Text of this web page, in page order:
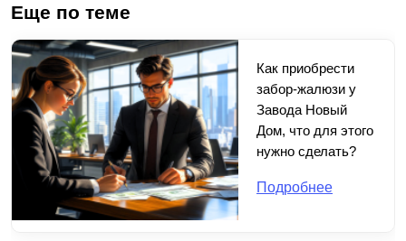
Еще по теме
Как приобрести
забор-жалюзи у
Завода Новый
Дом, что для этого
нужно сделать?
Подробнее